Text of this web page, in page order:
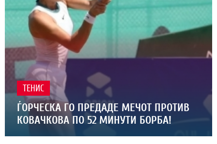
ТЕНИС
ЃОРЧЕСКА ГО ПРЕДАДЕ МЕЧОТ ПРОТИВ
КОВАЧКОВА ПО 52 МИНУТИ БОРБА!